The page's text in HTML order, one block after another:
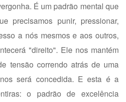
É um padrão mental que
precisamos punir, pressionar,
a nós mesmos e aos outros,
"direito". Ele nos mantém
tensão correndo atrás de uma
será concedida. E esta é a
o padrão de excelência